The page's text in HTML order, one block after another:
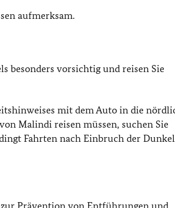
aufmerksam.
besonders vorsichtig und reisen Sie
mit dem Auto in die
Malindi reisen müssen, suchen Sie
Fahrten nach Einbruch der
zur Prävention von Entführungen und